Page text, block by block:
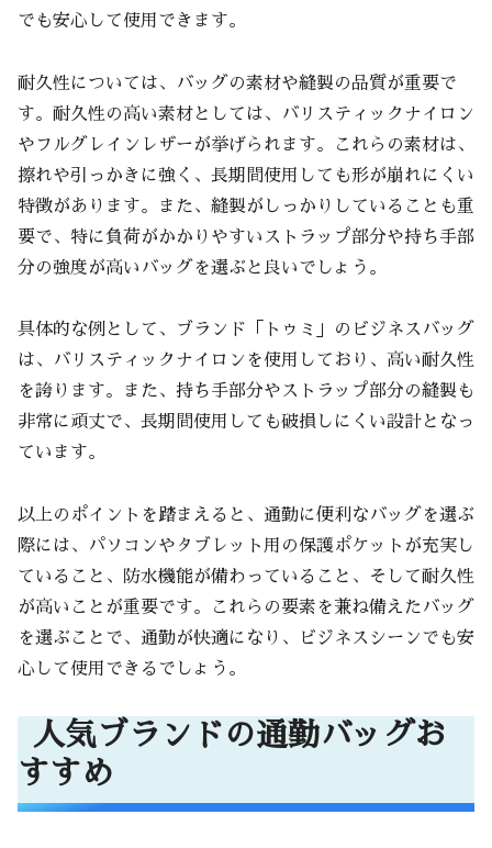
でも安心して使用できます。
耐久性については、バッグの素材や縫製の品質が重要で
す。耐久性の高い素材としては、バリスティックナイロン
やフルグレインレザーが挙げられます。これらの素材は、
擦れや引っかきに強く、長期間使用しても形が崩れにくい
特徴があります。また、縫製がしっかりしていることも重
要で、特に負荷がかかりやすいストラップ部分や持ち手部
分の強度が高いバッグを選ぶと良いでしょう。
具体的な例として、ブランド「トゥミ」のビジネスバッグ
は、バリスティックナイロンを使用しており、高い耐久性
を誇ります。また、持ち手部分やストラップ部分の縫製も
非常に頑丈で、長期間使用しても破損しにくい設計となっ
ています。
以上のポイントを踏まえると、通勤に便利なバッグを選ぶ
際には、パソコンやタブレット用の保護ポケットが充実し
ていること、防水機能が備わっていること、そして耐久性
が高いことが重要です。これらの要素を兼ね備えたバッグ
を選ぶことで、通勤が快適になり、ビジネスシーンでも安
心して使用できるでしょう。
人気ブランドの通勤バッグお
すすめ